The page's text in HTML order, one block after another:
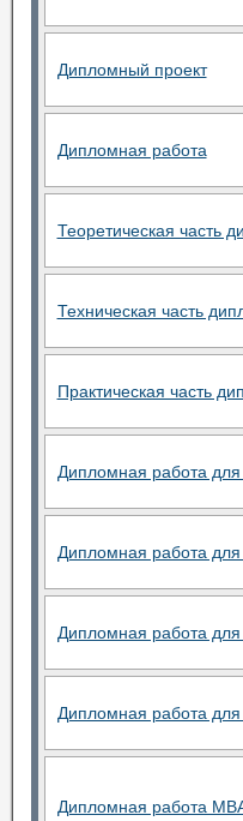
Дипломный проект
Дипломная работа
Теоретическая часть
Техническая часть
Практическая часть
Дипломная работа для
Дипломная работа для
Дипломная работа для
Дипломная работа для
Дипломная работа